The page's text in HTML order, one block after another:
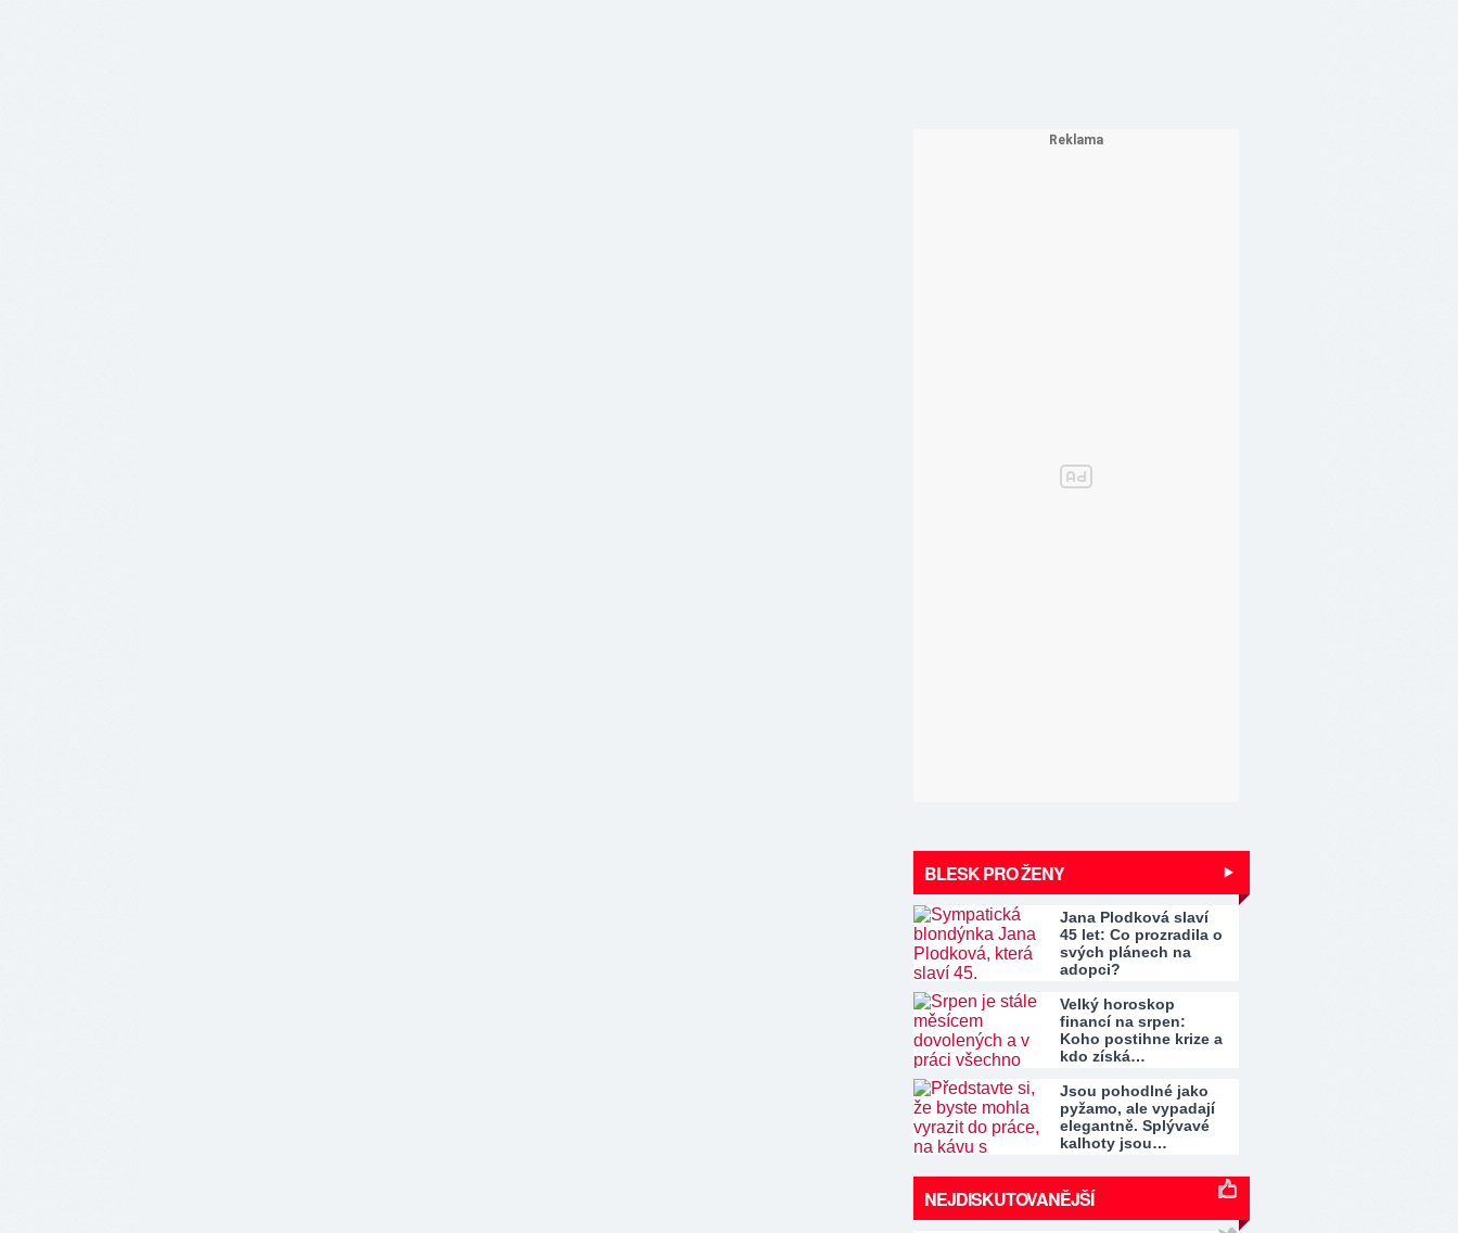
BLESK PRO ŽENY
Jana Plodková slaví
45 let: Co prozradila o
svých plánech na
adopci?
Velký horoskop
financí na srpen:
Koho postihne krize a
kdo získá…
Jsou pohodlné jako
pyžamo, ale vypadají
elegantně. Splývavé
kalhoty jsou…
NEJDISKUTOVANĚJŠÍ